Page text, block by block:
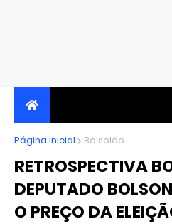
JORNALISMO INDEPENDENTE,
CRÍTICO
Página inicial Bolsolão
RETROSPECTIVA
DEPUTADO
O PREÇO DA